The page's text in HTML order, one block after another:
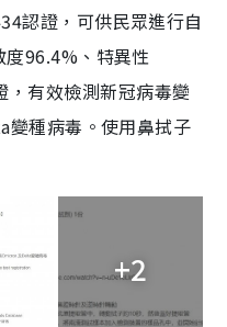
認證，可供民眾進行自
96.4%、特異性
有效檢測新冠病毒變
種病毒。使用鼻拭子
+2